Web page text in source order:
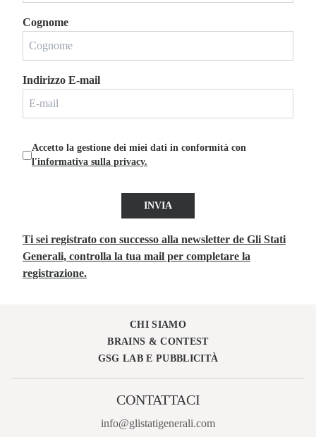
Cognome
Indirizzo E-mail
Accetto la gestione dei miei dati in conformità con
l'informativa sulla privacy.
INVIA
Ti sei registrato con successo alla newsletter de Gli Stati
Generali, controlla la tua mail per completare la
registrazione.
CHI SIAMO
BRAINS & CONTEST
GSG LAB E PUBBLICITÀ
CONTATTACI
info@glistatigenerali.com